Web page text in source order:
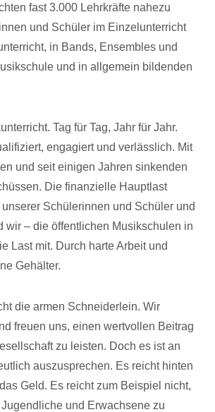
fast 3.000 Lehrkräfte nahezu
und Schüler im Einzelunterricht
in Bands, Ensembles und
und in allgemein bildenden
Tag für Tag, Jahr für Jahr.
engagiert und verlässlich. Mit
und seit einigen Jahren sinkenden
Die finanzielle Hauptlast
Schülerinnen und Schüler und
wir – die öffentlichen Musikschulen in
Last mit. Durch harte Arbeit und
Gehälter.
die armen Schneiderlein. Wir
freuen uns, einen wertvollen Beitrag
zu leisten. Doch es ist an
auszusprechen. Es reicht hinten
Geld. Es reicht zum Beispiel nicht,
und Erwachsene zu